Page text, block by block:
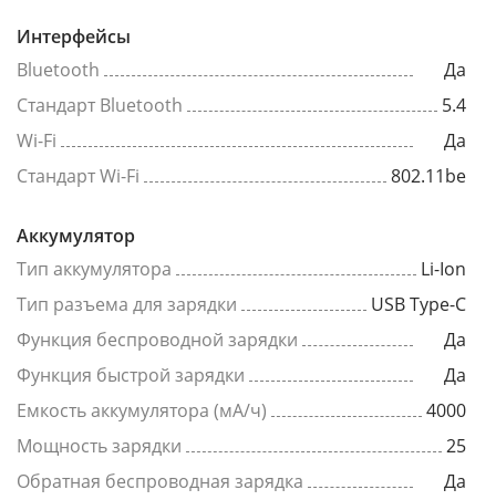
Интерфейсы
Bluetooth
Да
Стандарт Bluetooth
5.4
Wi-Fi
Да
Стандарт Wi-Fi
802.11be
Аккумулятор
Тип аккумулятора
Li-Ion
Тип разъема для зарядки
USB Type-C
Функция беспроводной зарядки
Да
Функция быстрой зарядки
Да
Емкость аккумулятора (мА/ч)
4000
Мощность зарядки
25
Обратная беспроводная зарядка
Да